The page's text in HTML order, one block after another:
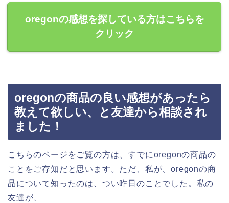
oregonの感想を探している方はこちらを
クリック
oregonの商品の良い感想があったら
教えて欲しい、と友達から相談され
ました！
こちらのページをご覧の方は、すでにoregonの商品の
ことをご存知だと思います。ただ、私が、oregonの商
品について知ったのは、つい昨日のことでした。私の
友達が、